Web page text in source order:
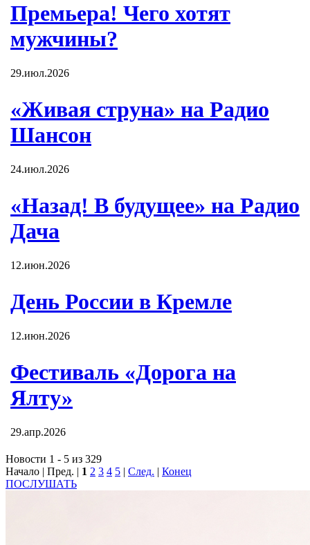
Премьера! Чего хотят
мужчины?
29.июл.2026
«Живая струна» на Радио
Шансон
24.июл.2026
«Назад! В будущее» на Радио
Дача
12.июн.2026
День России в Кремле
12.июн.2026
Фестиваль «Дорога на
Ялту»
29.апр.2026
Новости 1 - 5 из 329
Начало | Пред. | 1 2 3 4 5 | След. | Конец
ПОСЛУШАТЬ